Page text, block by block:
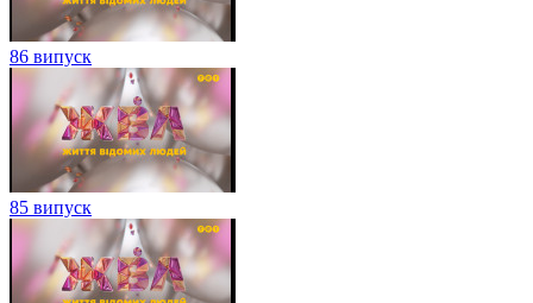
86 випуск
85 випуск